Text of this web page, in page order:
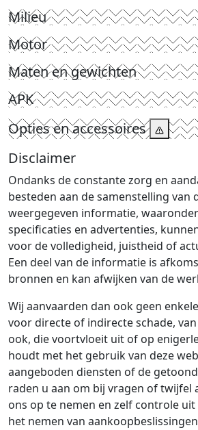
Milieu
Motor
Maten en gewichten
APK
Opties en accessoires
Disclaimer
Ondanks de constante zorg en
besteden aan de samenstelling van
weergegeven informatie,
specificaties en advertenties,
voor de volledigheid, juistheid of
Een deel van de informatie is
bronnen en kan afwijken van de
Wij aanvaarden dan ook geen
voor directe of indirecte schade,
ook, die voortvloeit uit of op
houdt met het gebruik van deze
aangeboden diensten of de
raden u aan om bij vragen of twijfel
ons op te nemen en zelf controle
het nemen van